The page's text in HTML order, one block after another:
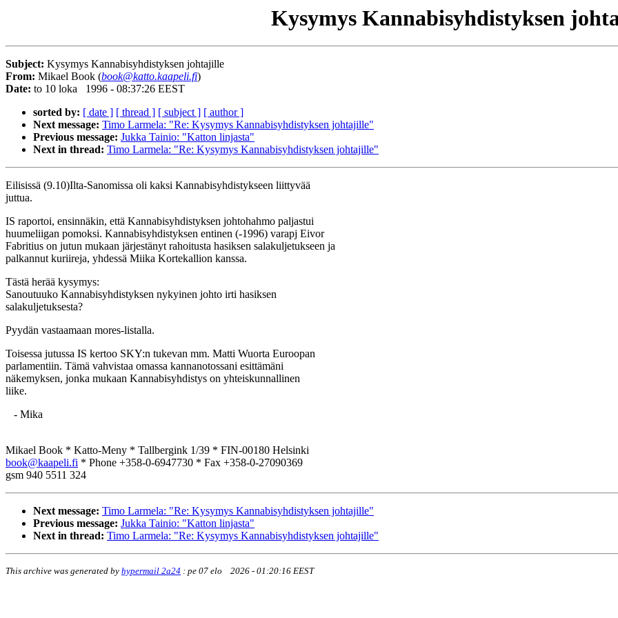
Kysymys Kannabisyhdistyksen
Subject: Kysymys Kannabisyhdistyksen johtajille
From: Mikael Book (book@katto.kaapeli.fi)
Date: to 10 loka 1996 - 08:37:26 EEST
sorted by: [ date ] [ thread ] [ subject ] [ author ]
Next message: Timo Larmela: "Re: Kysymys Kannabisyhdistyksen johtajille"
Previous message: Jukka Tainio: "Katton linjasta"
Next in thread: Timo Larmela: "Re: Kysymys Kannabisyhdistyksen johtajille"
Eilisissä (9.10)Ilta-Sanomissa oli kaksi Kannabisyhdistykseen liittyvää
juttua.
IS raportoi, ensinnäkin, että Kannabisyhdistyksen johtohahmo paljastui
huumeliigan pomoksi. Kannabisyhdistyksen entinen (-1996) varapj Eivor
Fabritius on jutun mukaan järjestänyt rahoitusta hasiksen salakuljetukseen ja
palkannut kuriireja, yhdessä Miika Kortekallion kanssa.
Tästä herää kysymys:
Sanoutuuko Kannabisyhdistyksen nykyinen johto irti hasiksen
salakuljetuksesta?
Pyydän vastaamaan mores-listalla.
Toisessa jutussa IS kertoo SKY:n tukevan mm. Matti Wuorta Euroopan
parlamentiin. Tämä vahvistaa omassa kannanotossani esittämäni
näkemyksen, jonka mukaan Kannabisyhdistys on yhteiskunnallinen
liike.
- Mika
Mikael Book * Katto-Meny * Tallbergink 1/39 * FIN-00180 Helsinki
book@kaapeli.fi * Phone +358-0-6947730 * Fax +358-0-27090369
gsm 940 5511 324
Next message: Timo Larmela: "Re: Kysymys Kannabisyhdistyksen johtajille"
Previous message: Jukka Tainio: "Katton linjasta"
Next in thread: Timo Larmela: "Re: Kysymys Kannabisyhdistyksen johtajille"
This archive was generated by hypermail 2a24 : pe 07 elo 2026 - 01:20:16 EEST